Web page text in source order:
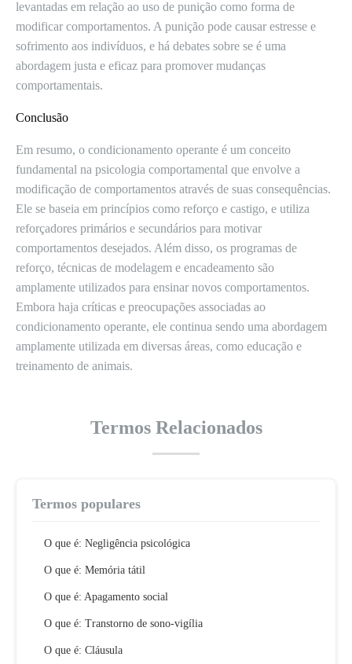
levantadas em relação ao uso de punição como forma de
modificar comportamentos. A punição pode causar estresse e
sofrimento aos indivíduos, e há debates sobre se é uma
abordagem justa e eficaz para promover mudanças
comportamentais.
Conclusão
Em resumo, o condicionamento operante é um conceito
fundamental na psicologia comportamental que envolve a
modificação de comportamentos através de suas consequências.
Ele se baseia em princípios como reforço e castigo, e utiliza
reforçadores primários e secundários para motivar
comportamentos desejados. Além disso, os programas de
reforço, técnicas de modelagem e encadeamento são
amplamente utilizados para ensinar novos comportamentos.
Embora haja críticas e preocupações associadas ao
condicionamento operante, ele continua sendo uma abordagem
amplamente utilizada em diversas áreas, como educação e
treinamento de animais.
Termos Relacionados
Termos populares
O que é: Negligência psicológica
O que é: Memória tátil
O que é: Apagamento social
O que é: Transtorno de sono-vigília
O que é: Cláusula